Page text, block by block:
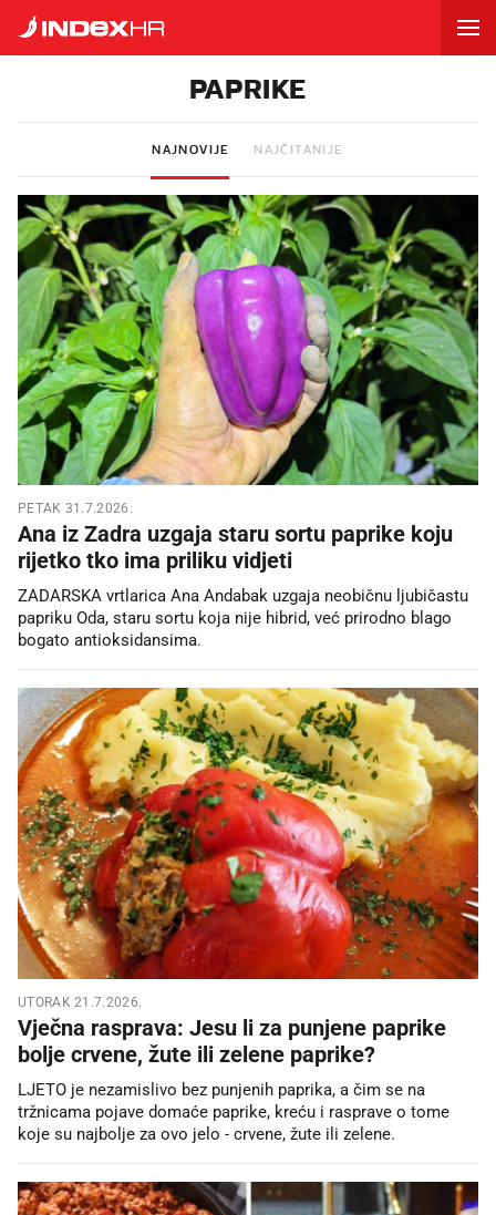
PAPRIKE
NAJNOVIJE NAJČITANIJE
PETAK 31.7.2026.
Ana iz Zadra uzgaja staru sortu paprike koju
rijetko tko ima priliku vidjeti
ZADARSKA vrtlarica Ana Andabak uzgaja neobičnu ljubičastu
papriku Oda, staru sortu koja nije hibrid, već prirodno blago
bogato antioksidansima.
UTORAK 21.7.2026.
Vječna rasprava: Jesu li za punjene paprike
bolje crvene, žute ili zelene paprike?
LJETO je nezamislivo bez punjenih paprika, a čim se na
tržnicama pojave domaće paprike, kreću i rasprave o tome
koje su najbolje za ovo jelo - crvene, žute ili zelene.